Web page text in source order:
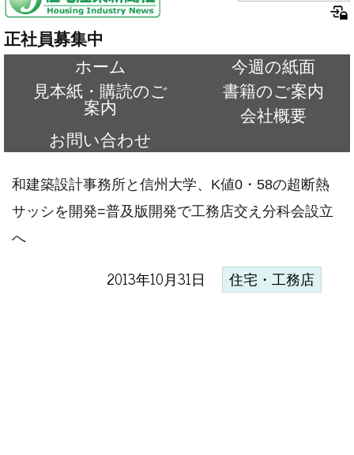
正社員募集中
ホーム
今週の紙面
見本紙・購読のご
案内
書籍のご案内
会社概要
お問い合わせ
和建築設計事務所と信州大学、K値0・58の超断熱
サッシを開発=普及版開発で工務店交え分科会設立
へ
2013年10月31日 住宅・工務店